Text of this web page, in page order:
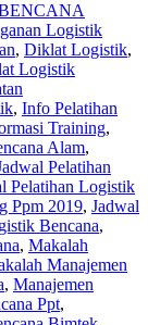
Logistik
, Diklat Logistik,
Logistik
, Info Pelatihan
Training,
Alam,
Pelatihan
Pelatihan Logistik
Ppm 2019, Jadwal
Bencana,
, Makalah
Manajemen
, Manajemen
Ppt,